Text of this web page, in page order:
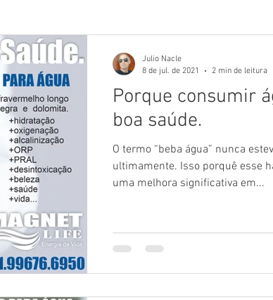
Porque consumir
boa saúde.
O termo “beba água” nunca
ultimamente. Isso porquê esse
uma melhora significativa em...
Julio Nacle
8 de jul. de 2021
2 min de leitura